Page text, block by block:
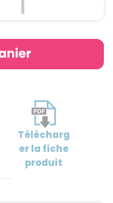
Télécharg
erla fiche
produit